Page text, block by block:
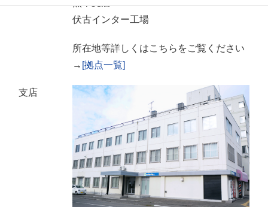
支店
伏古インター工場
所在地等詳しくはこちらをご覧ください
→ [拠点一覧]